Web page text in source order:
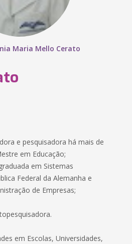
Maria Mello Cerato
e pesquisadora há mais de
em Educação;
em Sistemas
Federal da Alemanha e
de Empresas;
em Escolas, Universidades,